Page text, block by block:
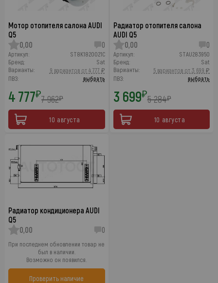
Мотор отопителя салона AUDI
Q5
0,00
0
Артикул:
ST8K1820021C
Бренд:
Sat
Варианты:
9 вариантов от 4 777 ₽
ПВЗ:
выбрать
4 777₽7 962₽
10 августа
Радиатор отопителя салона
AUDI Q5
0,00
0
Артикул:
STAU283950
Бренд:
Sat
Варианты:
5 вариантов от 3 699 ₽
ПВЗ:
выбрать
3 699₽5 284₽
10 августа
Радиатор кондиционера AUDI
Q5
0,00
0
При последнем обновлении товар не
был в наличии.
Возможно он появился.
Проверить наличие